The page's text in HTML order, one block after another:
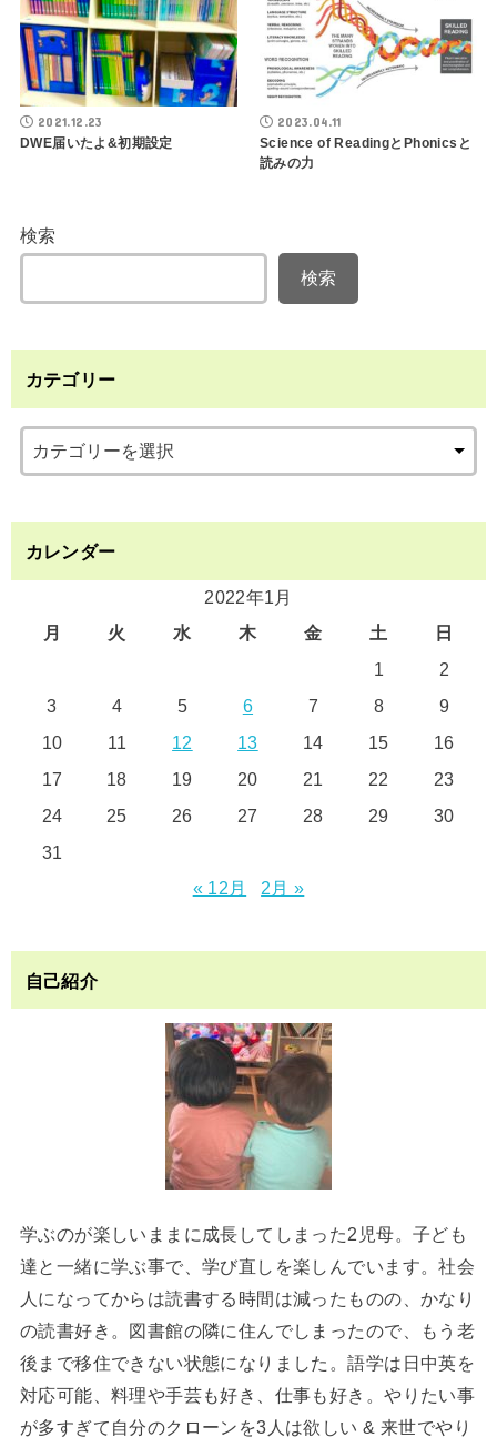
2021.12.23
DWE届いたよ&初期設定
2023.04.11
Science of ReadingとPhonicsと
読みの力
検索
検索
カテゴリー
カレンダー
2022年1月
月
火 水 木 金 土
日
1
2
3
4 5 6 7 8
9
10
11 12 13 14 15
16
17
18 19 20 21 22
23
24
25 26 27 28 29
30
31
« 12月
2月 »
自己紹介
学ぶのが楽しいままに成長してしまった2児母。子ども
達と一緒に学ぶ事で、学び直しを楽しんでいます。社会
人になってからは読書する時間は減ったものの、かなり
の読書好き。図書館の隣に住んでしまったので、もう老
後まで移住できない状態になりました。語学は日中英を
対応可能、料理や手芸も好き、仕事も好き。やりたい事
が多すぎて自分のクローンを3人は欲しい & 来世でやり